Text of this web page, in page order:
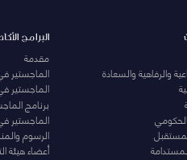
والرفاهية والسعادة
البرامج
مقدمة
الماجستير في
الماجستير في
برنامج
الماجستير
الرسوم
أعضاء هيئة